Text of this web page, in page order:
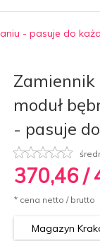
- pasuje do
Zamiennik
moduł
- pasuje
370,46 /
* cena netto / brutto
Magazyn